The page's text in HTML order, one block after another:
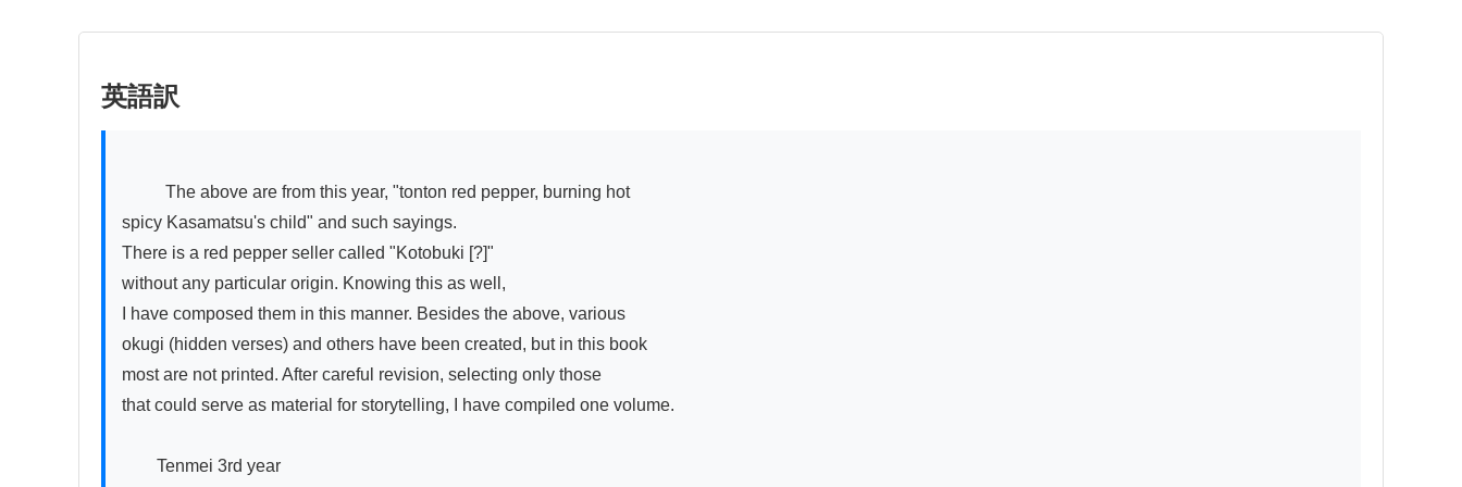
英語訳
spicy Kasamatsu's child" and such sayings.
There is a red pepper seller called "Kotobuki [?]"
without any particular origin. Knowing this as well,
I have composed them in this manner. Besides the above, various
okugi (hidden verses) and others have been created, but in this book
most are not printed. After careful revision, selecting only those
that could serve as material for storytelling, I have compiled one volume.
Tenmei 3rd year